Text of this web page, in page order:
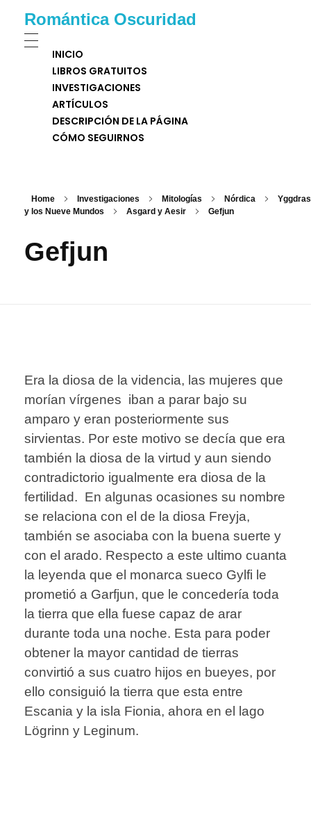
Romántica Oscuridad
INICIO
LIBROS GRATUITOS
INVESTIGACIONES
ARTÍCULOS
DESCRIPCIÓN DE LA PÁGINA
CÓMO SEGUIRNOS
Home Investigaciones Mitologías Nórdica
y los Nueve Mundos
Asgard y Aesir Gefjun
Gefjun
Era la diosa de la videncia, las mujeres que
morían vírgenes iban a parar bajo su
amparo y eran posteriormente sus
sirvientas. Por este motivo se decía que era
también la diosa de la virtud y aun siendo
contradictorio igualmente era diosa de la
fertilidad. En algunas ocasiones su nombre
se relaciona con el de la diosa Freyja,
también se asociaba con la buena suerte y
con el arado. Respecto a este ultimo cuanta
la leyenda que el monarca sueco Gylfi le
prometió a Garfjun, que le concedería toda
la tierra que ella fuese capaz de arar
durante toda una noche. Esta para poder
obtener la mayor cantidad de tierras
convirtió a sus cuatro hijos en bueyes, por
ello consiguió la tierra que esta entre
Escania y la isla Fionia, ahora en el lago
Lögrinn y Leginum.